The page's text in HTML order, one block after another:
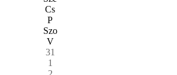
Cs
P
Szo
V
31
1